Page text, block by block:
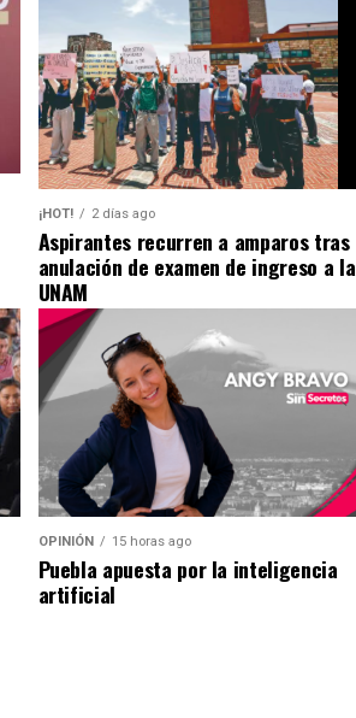
¡HOT! 2 días ago
Aspirantes recurren a amparos tras
anulación de examen de ingreso a la
UNAM
OPINIÓN 15 horas ago
Puebla apuesta por la inteligencia
artificial